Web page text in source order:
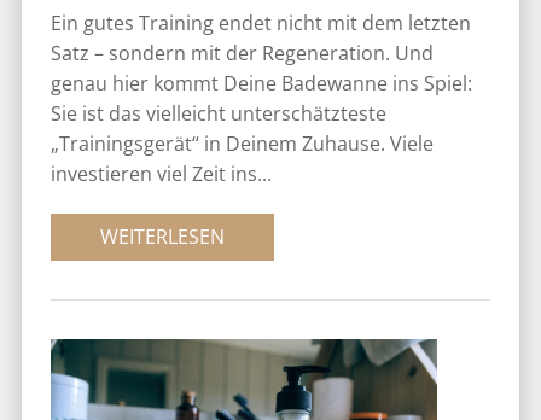
Ein gutes Training endet nicht mit dem letzten
Satz – sondern mit der Regeneration. Und
genau hier kommt Deine Badewanne ins Spiel:
Sie ist das vielleicht unterschätzteste
„Trainingsgerät“ in Deinem Zuhause. Viele
investieren viel Zeit ins...
WEITERLESEN